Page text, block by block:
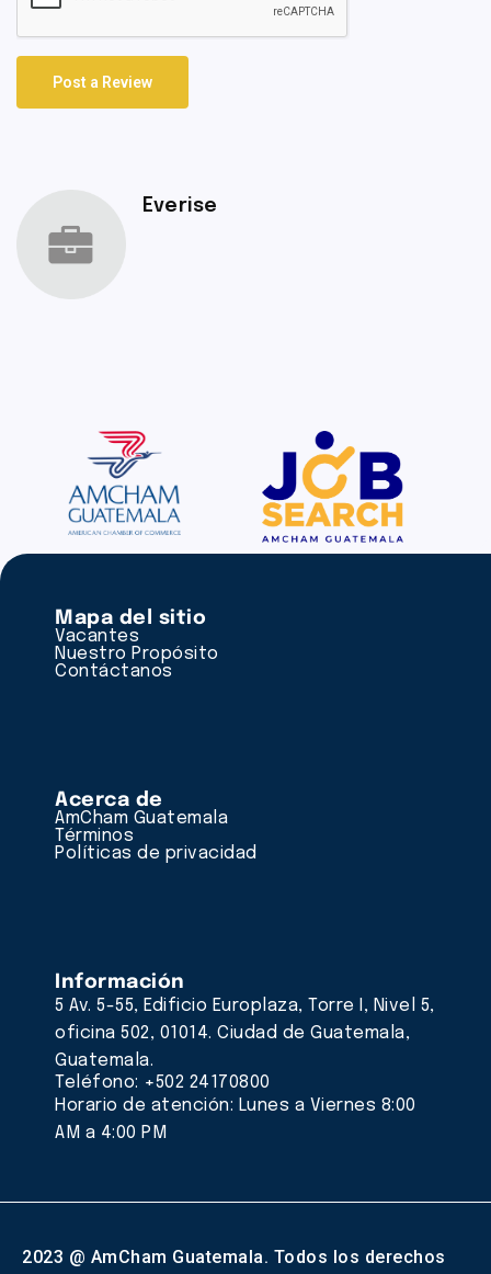
Post a Review
Everise
Mapa del sitio
Vacantes
Nuestro Propósito
Contáctanos
Acerca de
AmCham Guatemala
Términos
Políticas de privacidad
Información
5 Av. 5-55, Edificio Europlaza, Torre I, Nivel 5,
oficina 502, 01014. Ciudad de Guatemala,
Guatemala.
Teléfono: +502 24170800
Horario de atención: Lunes a Viernes 8:00
AM a 4:00 PM
2023 @ AmCham Guatemala. Todos los derechos